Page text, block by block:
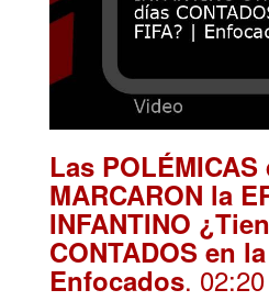
Las POLÉMICAS
MARCARON la
INFANTINO
CONTADOS en
Enfocados. 02:20